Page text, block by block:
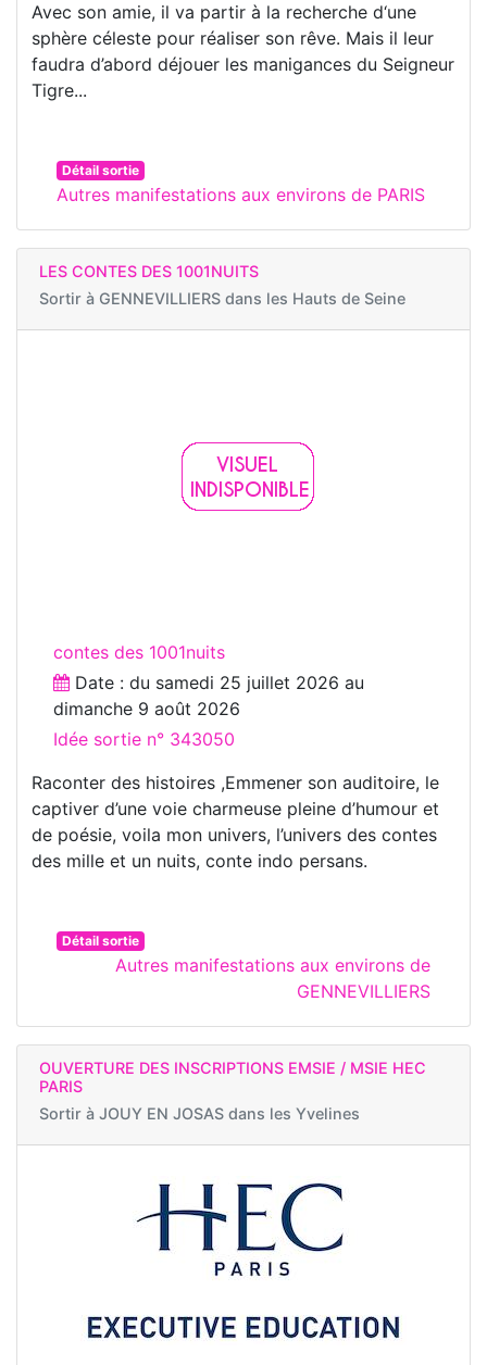
Avec son amie, il va partir à la recherche d‘une
sphère céleste pour réaliser son rêve. Mais il leur
faudra d’abord déjouer les manigances du Seigneur
Tigre...
Détail sortie
Autres manifestations aux environs de PARIS
LES CONTES DES 1001NUITS
Sortir à GENNEVILLIERS dans les Hauts de Seine
contes des 1001nuits
Date : du samedi 25 juillet 2026 au
dimanche 9 août 2026
Idée sortie n° 343050
Raconter des histoires ,Emmener son auditoire, le
captiver d’une voie charmeuse pleine d’humour et
de poésie, voila mon univers, l’univers des contes
des mille et un nuits, conte indo persans.
Détail sortie
Autres manifestations aux environs de
GENNEVILLIERS
OUVERTURE DES INSCRIPTIONS EMSIE / MSIE HEC
PARIS
Sortir à JOUY EN JOSAS dans les Yvelines